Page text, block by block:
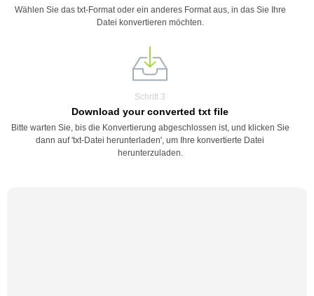
Wählen Sie das txt-Format oder ein anderes Format aus, in das Sie Ihre
Datei konvertieren möchten.
Schritt 3
Download your converted txt file
Bitte warten Sie, bis die Konvertierung abgeschlossen ist, und klicken Sie
dann auf 'txt-Datei herunterladen', um Ihre konvertierte Datei
herunterzuladen.